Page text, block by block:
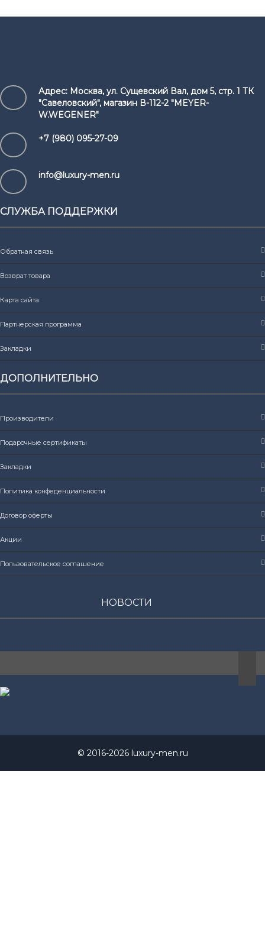
Адрес: Москва, ул. Сущевский Вал, дом 5, стр. 1 ТК
"Савеловский", магазин В-112-2 "MEYER-
W.WEGENER"
+7 (980) 095-27-09
info@luxury-men.ru
СЛУЖБА ПОДДЕРЖКИ
Обратная связь
Возврат товара
Карта сайта
Партнерская программа
Закладки
ДОПОЛНИТЕЛЬНО
Производители
Подарочные сертификаты
Закладки
Политика конфеденциальности
Договор оферты
Акции
Пользовательское соглашение
НОВОСТИ
© 2016-2026 luxury-men.ru